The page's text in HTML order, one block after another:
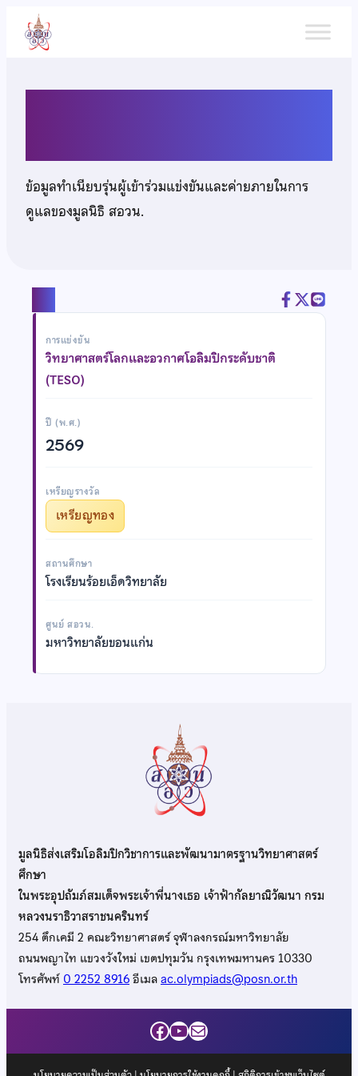
เนื้อหา
ข้อมูลทำเนียบรุ่นผู้เข้าร่วมแข่งขันและค่ายภายในการ
ดูแลของมูลนิธิ สอวน.
การแข่งขัน
วิทยาศาสตร์โลกและอวกาศโอลิมปิกระดับชาติ
(TESO)
ปี (พ.ศ.)
2569
เหรียญรางวัล
เหรียญทอง
สถานศึกษา
โรงเรียนร้อยเอ็ดวิทยาลัย
ศูนย์ สอวน.
มหาวิทยาลัยขอนแก่น
มูลนิธิส่งเสริมโอลิมปิกวิชาการและพัฒนามาตรฐานวิทยาศาสตร์
ศึกษา
ในพระอุปถัมภ์สมเด็จพระเจ้าพี่นางเธอ เจ้าฟ้ากัลยาณิวัฒนา กรม
หลวงนราธิวาสราชนครินทร์
254 ตึกเคมี 2 คณะวิทยาศาสตร์ จุฬาลงกรณ์มหาวิทยาลัย
ถนนพญาไท แขวงวังใหม่ เขตปทุมวัน กรุงเทพมหานคร 10330
โทรศัพท์0 2252 8916อีเมลac.olympiads@posn.or.th
Facebook
YouTube
Mail